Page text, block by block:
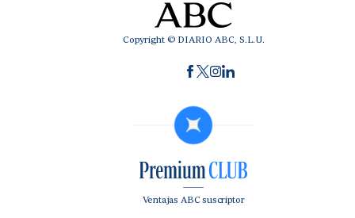
Copyright © DIARIO ABC, S.L.U.
Ventajas ABC suscriptor